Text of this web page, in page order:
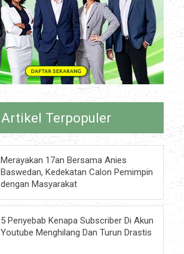
Artikel Terpopuler
Merayakan 17an Bersama Anies
Baswedan, Kedekatan Calon Pemimpin
dengan Masyarakat
5 Penyebab Kenapa Subscriber Di Akun
Youtube Menghilang Dan Turun Drastis